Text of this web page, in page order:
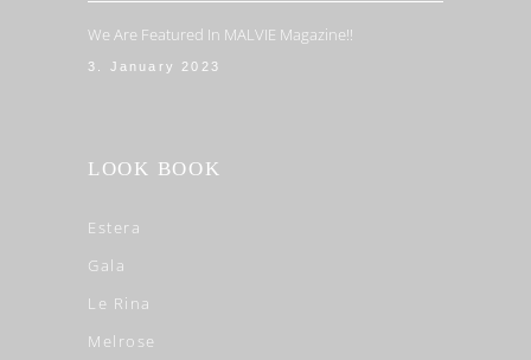
We Are Featured In MALVIE Magazine!!
3. January 2023
LOOK BOOK
Estera
Gala
Le Rina
Melrose